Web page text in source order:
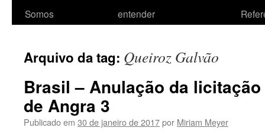
Somos
entender
Arquivo da tag: Queiroz Galvão
Brasil – Anulação da
de Angra 3
Publicado em 30 de janeiro de 2017por Miriam Meyer